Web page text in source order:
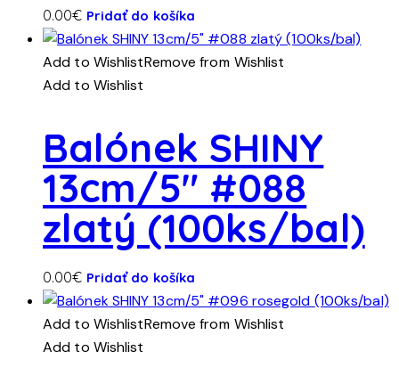
0.00€ Pridať do košíka
Add to WishlistRemove from Wishlist
Add to Wishlist
Balónek SHINY
13cm/5″ #088
zlatý (100ks/bal)
0.00€ Pridať do košíka
Add to WishlistRemove from Wishlist
Add to Wishlist